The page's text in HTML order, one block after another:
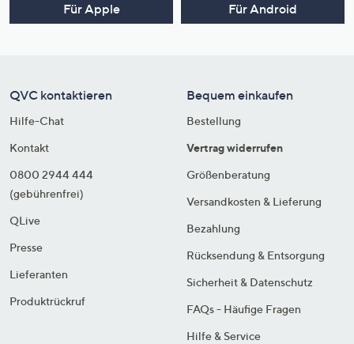
Für Apple Für Android
QVC kontaktieren
Hilfe-Chat
Kontakt
0800 2944 444
(gebührenfrei)
QLive
Presse
Lieferanten
Produktrückruf
Bequem einkaufen
Bestellung
Vertrag widerrufen
Größenberatung
Versandkosten & Lieferung
Bezahlung
Rücksendung & Entsorgung
Sicherheit & Datenschutz
FAQs - Häufige Fragen
Hilfe & Service